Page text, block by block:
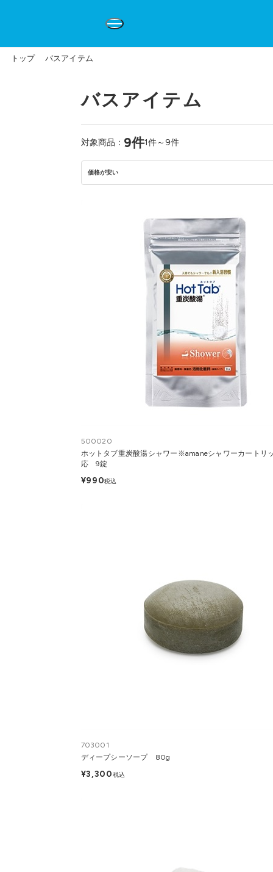
トップ バスアイテム
バスアイテム
対象商品： 9件1件～9件
価格が安い
500020
ホットタブ重炭酸湯シャワー※amaneシャワーカートリ
応 9錠
¥990税込
703001
ディープシーソープ 80g
¥3,300税込